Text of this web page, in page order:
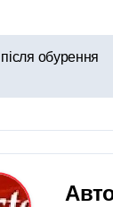
обурення